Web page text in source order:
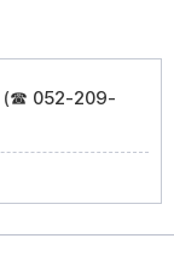
(☎ 052-209-